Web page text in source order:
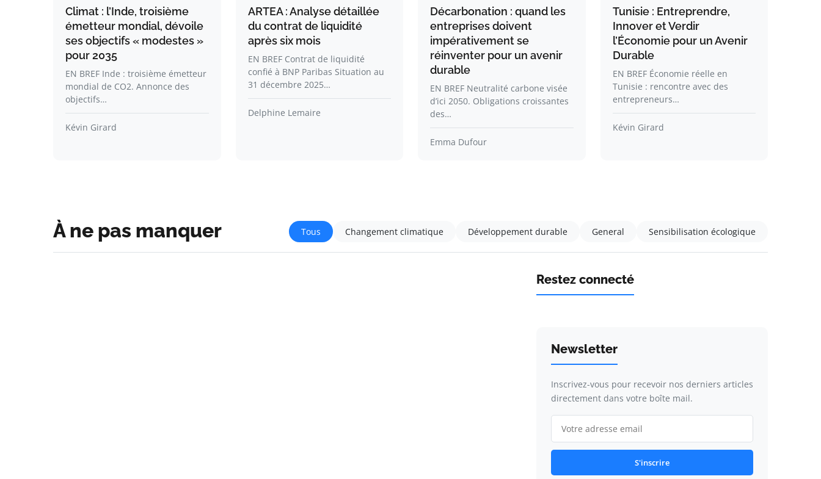
Climat : l’Inde, troisième
émetteur mondial, dévoile
ses objectifs « modestes »
pour 2035
EN BREF Inde : troisième émetteur
mondial de CO2. Annonce des
objectifs…
Kévin Girard
ARTEA : Analyse détaillée
du contrat de liquidité
après six mois
EN BREF Contrat de liquidité
confié à BNP Paribas Situation au
31 décembre 2025…
Delphine Lemaire
Décarbonation : quand les
entreprises doivent
impérativement se
réinventer pour un avenir
durable
EN BREF Neutralité carbone visée
d’ici 2050. Obligations croissantes
des…
Emma Dufour
Tunisie : Entreprendre,
Innover et Verdir
l’Économie pour un Avenir
Durable
EN BREF Économie réelle en
Tunisie : rencontre avec des
entrepreneurs…
Kévin Girard
À ne pas manquer Tous Changement climatique Développement durable General Sensibilisation écologique
Restez connecté
Newsletter
Inscrivez-vous pour recevoir nos derniers articles
directement dans votre boîte mail.
S'inscrire